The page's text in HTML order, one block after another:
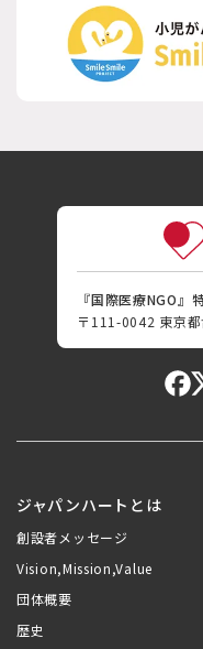
『国際医療NGO』
〒111-0042 東京
ジャパンハートとは
創設者メッセージ
Vision,Mission,Value
団体概要
歴史